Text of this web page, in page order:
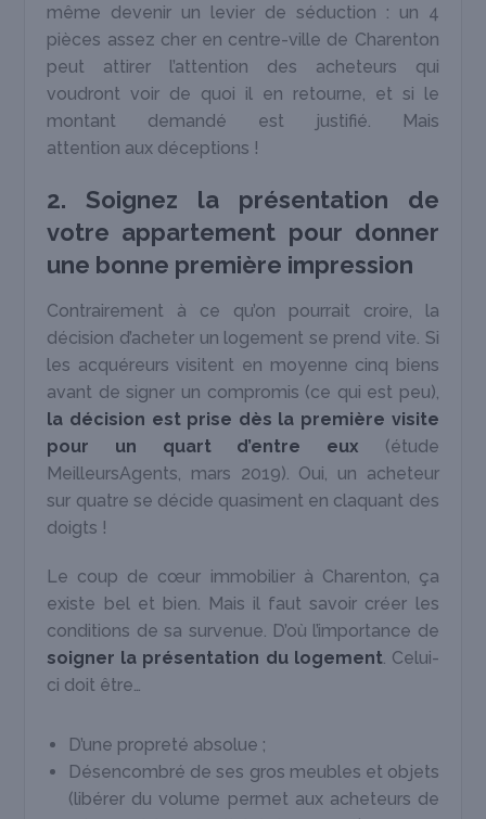
même devenir un levier de séduction : un 4
pièces assez cher en centre-ville de Charenton
peut attirer l’attention des acheteurs qui
voudront voir de quoi il en retourne, et si le
montant demandé est justifié. Mais
attention aux déceptions !
2. Soignez la présentation de
votre appartement pour donner
une bonne première impression
Contrairement à ce qu’on pourrait croire, la
décision d’acheter un logement se prend vite. Si
les acquéreurs visitent en moyenne cinq biens
avant de signer un compromis (ce qui est peu),
la décision est prise dès la première visite
pour un quart d’entre eux (étude
MeilleursAgents, mars 2019). Oui, un acheteur
sur quatre se décide quasiment en claquant des
doigts !
Le coup de cœur immobilier à Charenton, ça
existe bel et bien. Mais il faut savoir créer les
conditions de sa survenue. D’où l’importance de
soigner la présentation du logement. Celui-
ci doit être…
D’une propreté absolue ;
Désencombré de ses gros meubles et objets
(libérer du volume permet aux acheteurs de